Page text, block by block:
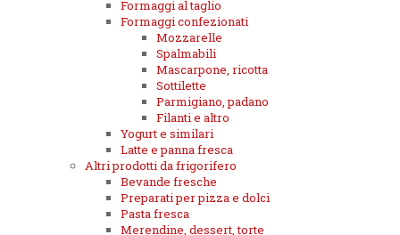
Formaggi al taglio
Formaggi confezionati
Mozzarelle
Spalmabili
Mascarpone, ricotta
Sottilette
Parmigiano, padano
Filanti e altro
Yogurt e similari
Latte e panna fresca
Altri prodotti da frigorifero
Bevande fresche
Preparati per pizza e dolci
Pasta fresca
Merendine, dessert, torte